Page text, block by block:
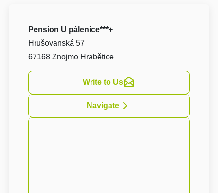
Pension U pálenice***+
Hrušovanská 57
67168 Znojmo Hrabětice
Write to Us
Navigate